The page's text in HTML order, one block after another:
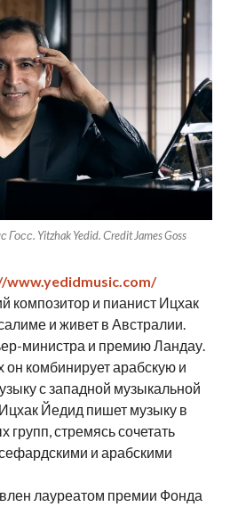
Yitzhak Yedid. Сredit James Goss
www.yedidmusic.com/
композитор и пианист Ицхак
и живет в Австралии.
министра и премию Ландау.
он комбинирует арабскую и
с западной музыкальной
Йедид пишет музыку в
стремясь сочетать
и арабскими
лауреатом премии Фонда